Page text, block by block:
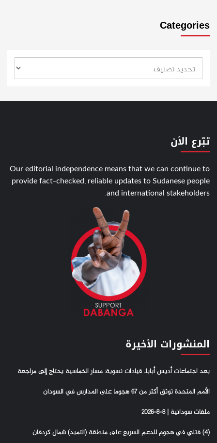
Categories
تبّرع الأن
Our editorial independence means that we can continue to
provide fact-checked, reliable updates to Sudanese people
and international stakeholders.
المنشورات الأخيرة
بعد اجتماعات أديس أبابا.. قيادات نسوية: مسار الخماسية يحتاج إلى مراجعة
الأمم المتحدة توثق أكثر من 67 هجوما على المدارس في السودان
ملفات سودانية | 8-8-2026
(4) فتلي في هجوم للدعم السريع على منطقة (التميد) شمال كردفان